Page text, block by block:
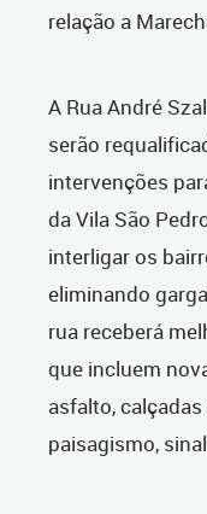
relação a
A Rua André
serão
intervenções
da Vila São
interligar os
eliminando
rua receberá
que incluem
asfalto,
paisagismo,